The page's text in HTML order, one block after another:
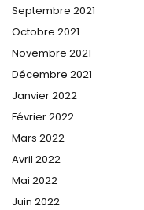
Septembre 2021
Octobre 2021
Novembre 2021
Décembre 2021
Janvier 2022
Février 2022
Mars 2022
Avril 2022
Mai 2022
Juin 2022